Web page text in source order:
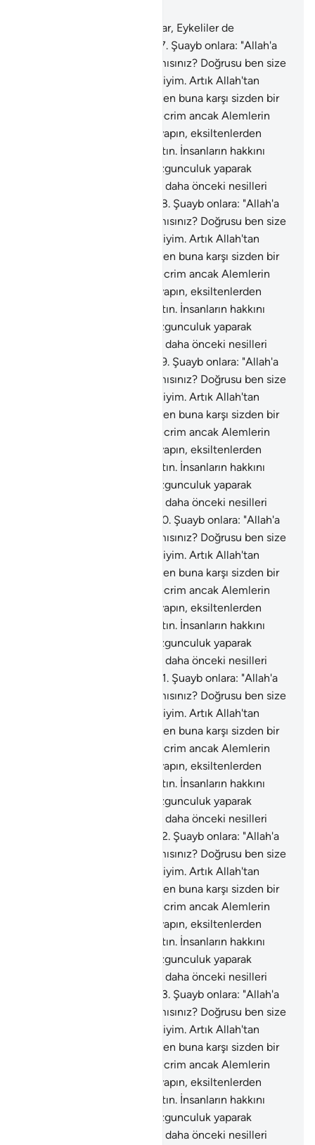
Ormanlık yerde oturanlar, Eykeliler de
177. Şuayb onlara: "Allah'a
karşı gelmekten sakınmaz mısınız? Doğrusu ben size
gönderilmiş güvenilir bir elçiyim. Artık Allah'tan
sakının ve bana itaat edin. Ben buna karşı sizden bir
ücret istemiyorum, benim ecrim ancak Alemlerin
Rabbine aittir. Ölçüyü tam yapın, eksiltenlerden
olmayın. Doğru terazi ile tartın. İnsanların hakkını
azaltmayın. Yeryüzünde bozgunculuk yaparak
karışıklık çıkarmayın. Sizi ve daha önceki nesilleri
178. Şuayb onlara: "Allah'a
karşı gelmekten sakınmaz mısınız? Doğrusu ben size
gönderilmiş güvenilir bir elçiyim. Artık Allah'tan
sakının ve bana itaat edin. Ben buna karşı sizden bir
ücret istemiyorum, benim ecrim ancak Alemlerin
Rabbine aittir. Ölçüyü tam yapın, eksiltenlerden
olmayın. Doğru terazi ile tartın. İnsanların hakkını
azaltmayın. Yeryüzünde bozgunculuk yaparak
karışıklık çıkarmayın. Sizi ve daha önceki nesilleri
179. Şuayb onlara: "Allah'a
karşı gelmekten sakınmaz mısınız? Doğrusu ben size
gönderilmiş güvenilir bir elçiyim. Artık Allah'tan
sakının ve bana itaat edin. Ben buna karşı sizden bir
ücret istemiyorum, benim ecrim ancak Alemlerin
Rabbine aittir. Ölçüyü tam yapın, eksiltenlerden
olmayın. Doğru terazi ile tartın. İnsanların hakkını
azaltmayın. Yeryüzünde bozgunculuk yaparak
karışıklık çıkarmayın. Sizi ve daha önceki nesilleri
180. Şuayb onlara: "Allah'a
karşı gelmekten sakınmaz mısınız? Doğrusu ben size
gönderilmiş güvenilir bir elçiyim. Artık Allah'tan
sakının ve bana itaat edin. Ben buna karşı sizden bir
ücret istemiyorum, benim ecrim ancak Alemlerin
Rabbine aittir. Ölçüyü tam yapın, eksiltenlerden
olmayın. Doğru terazi ile tartın. İnsanların hakkını
azaltmayın. Yeryüzünde bozgunculuk yaparak
karışıklık çıkarmayın. Sizi ve daha önceki nesilleri
181. Şuayb onlara: "Allah'a
karşı gelmekten sakınmaz mısınız? Doğrusu ben size
gönderilmiş güvenilir bir elçiyim. Artık Allah'tan
sakının ve bana itaat edin. Ben buna karşı sizden bir
ücret istemiyorum, benim ecrim ancak Alemlerin
Rabbine aittir. Ölçüyü tam yapın, eksiltenlerden
olmayın. Doğru terazi ile tartın. İnsanların hakkını
azaltmayın. Yeryüzünde bozgunculuk yaparak
karışıklık çıkarmayın. Sizi ve daha önceki nesilleri
182. Şuayb onlara: "Allah'a
karşı gelmekten sakınmaz mısınız? Doğrusu ben size
gönderilmiş güvenilir bir elçiyim. Artık Allah'tan
sakının ve bana itaat edin. Ben buna karşı sizden bir
ücret istemiyorum, benim ecrim ancak Alemlerin
Rabbine aittir. Ölçüyü tam yapın, eksiltenlerden
olmayın. Doğru terazi ile tartın. İnsanların hakkını
azaltmayın. Yeryüzünde bozgunculuk yaparak
karışıklık çıkarmayın. Sizi ve daha önceki nesilleri
183. Şuayb onlara: "Allah'a
karşı gelmekten sakınmaz mısınız? Doğrusu ben size
gönderilmiş güvenilir bir elçiyim. Artık Allah'tan
sakının ve bana itaat edin. Ben buna karşı sizden bir
ücret istemiyorum, benim ecrim ancak Alemlerin
Rabbine aittir. Ölçüyü tam yapın, eksiltenlerden
olmayın. Doğru terazi ile tartın. İnsanların hakkını
azaltmayın. Yeryüzünde bozgunculuk yaparak
karışıklık çıkarmayın. Sizi ve daha önceki nesilleri